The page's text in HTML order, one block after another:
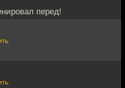
перед!